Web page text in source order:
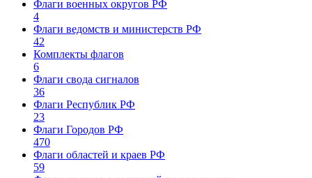
Флаги военных округов РФ
4
Флаги ведомств и министерств РФ
42
Комплекты флагов
6
Флаги свода сигналов
36
Флаги Республик РФ
23
Флаги Городов РФ
470
Флаги областей и краев РФ
59